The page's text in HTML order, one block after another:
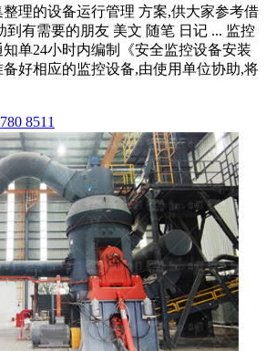
理的设备运行管理 方案,供大家参考借
到有需要的朋友 美文 随笔 日记 ... 监控
单24小时内编制《安全监控设备安装
好相应的监控设备,由使用单位协助,将
8511